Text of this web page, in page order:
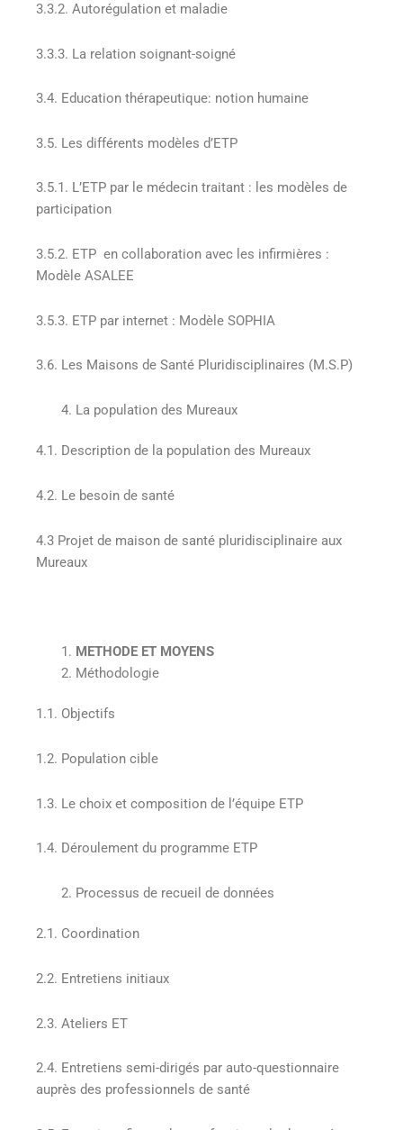
3.3.2. Autorégulation et maladie
3.3.3. La relation soignant-soigné
3.4. Education thérapeutique: notion humaine
3.5. Les différents modèles d’ETP
3.5.1. L’ETP par le médecin traitant : les modèles de
participation
3.5.2. ETP en collaboration avec les infirmières :
Modèle ASALEE
3.5.3. ETP par internet : Modèle SOPHIA
3.6. Les Maisons de Santé Pluridisciplinaires (M.S.P)
La population des Mureaux
4.1. Description de la population des Mureaux
4.2. Le besoin de santé
4.3 Projet de maison de santé pluridisciplinaire aux
Mureaux
METHODE ET MOYENS
Méthodologie
1.1. Objectifs
1.2. Population cible
1.3. Le choix et composition de l’équipe ETP
1.4. Déroulement du programme ETP
Processus de recueil de données
2.1. Coordination
2.2. Entretiens initiaux
2.3. Ateliers ET
2.4. Entretiens semi-dirigés par auto-questionnaire
auprès des professionnels de santé